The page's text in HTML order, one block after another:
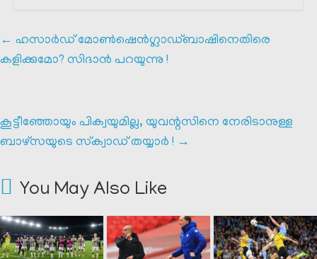
← ഹസാർഡ് മോൺഷെൻഗ്ലാഡ്ബാഷിനെതിരെ
കളിക്കുമോ? സിദാൻ പറയുന്നു !
കൂട്ടീഞ്ഞോയും പിക്വയുമില്ല, യുവന്റസിനെ നേരിടാനുള്ള
ബാഴ്സയുടെ സ്‌ക്വാഡ് തയ്യാർ ! →
You May Also Like